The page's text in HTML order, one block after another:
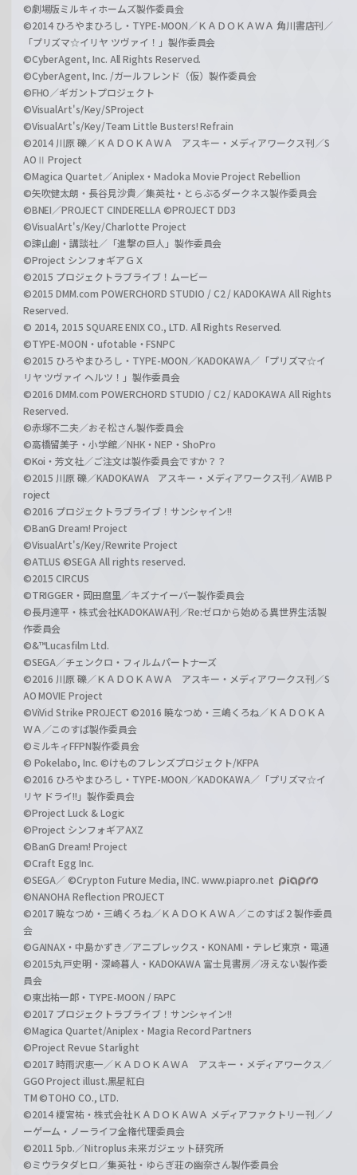
©劇場版ミルキィホームズ製作委員会
©2014 ひろやまひろし・TYPE-MOON／ＫＡＤＯＫＡＷＡ 角川書店刊／
「プリズマ☆イリヤ ツヴァイ！」製作委員会
©CyberAgent, Inc. All Rights Reserved.
©CyberAgent, Inc. /ガールフレンド（仮）製作委員会
©FHO／ギガントプロジェクト
©VisualArt's/Key/SProject
©VisualArt's/Key/Team Little Busters! Refrain
©2014 川原 礫／ＫＡＤＯＫＡＷＡ アスキー・メディアワークス刊／S
AOⅡ Project
©Magica Quartet／Aniplex・Madoka Movie Project Rebellion
©矢吹健太朗・長谷見沙貴／集英社・とらぶるダークネス製作委員会
©BNEI／PROJECT CINDERELLA ©PROJECT DD3
©VisualArt's/Key/Charlotte Project
©諫山創・講談社／「進撃の巨人」製作委員会
©Project シンフォギアＧＸ
©2015 プロジェクトラブライブ！ムービー
©2015 DMM.com POWERCHORD STUDIO / C2 / KADOKAWA All Rights
Reserved.
© 2014, 2015 SQUARE ENIX CO., LTD. All Rights Reserved.
©TYPE-MOON・ufotable・FSNPC
©2015 ひろやまひろし・TYPE-MOON／KADOKAWA／「プリズマ☆イ
リヤ ツヴァイ ヘルツ！」製作委員会
©2016 DMM.com POWERCHORD STUDIO / C2 / KADOKAWA All Rights
Reserved.
©赤塚不二夫／おそ松さん製作委員会
©高橋留美子・小学館／NHK・NEP・ShoPro
©Koi・芳文社／ご注文は製作委員会ですか？？
©2015 川原 礫／KADOKAWA アスキー・メディアワークス刊／AWIB P
roject
©2016 プロジェクトラブライブ！サンシャイン!!
©BanG Dream! Project
©VisualArt's/Key/Rewrite Project
©ATLUS ©SEGA All rights reserved.
©2015 CIRCUS
©TRIGGER・岡田麿里／キズナイーバー製作委員会
©長月達平・株式会社KADOKAWA刊／Re:ゼロから始める異世界生活製
作委員会
©&™Lucasfilm Ltd.
©SEGA／チェンクロ・フィルムパートナーズ
©2016 川原 礫／ＫＡＤＯＫＡＷＡ アスキー・メディアワークス刊／S
AO MOVIE Project
©ViVid Strike PROJECT ©2016 暁なつめ・三嶋くろね／ＫＡＤＯＫＡ
ＷＡ／このすば製作委員会
©ミルキィFFPN製作委員会
© Pokelabo, Inc. ©けものフレンズプロジェクト/KFPA
©2016 ひろやまひろし・TYPE-MOON／KADOKAWA／「プリズマ☆イ
リヤ ドライ!!」製作委員会
©Project Luck & Logic
©Project シンフォギアAXZ
©BanG Dream! Project
©Craft Egg Inc.
©SEGA／ ©Crypton Future Media, INC. www.piapro.net
©NANOHA Reflection PROJECT
©2017 暁なつめ・三嶋くろね／ＫＡＤＯＫＡＷＡ／このすば２製作委員
会
©GAINAX・中島かずき／アニプレックス・KONAMI・テレビ東京・電通
©2015丸戸史明・深崎暮人・KADOKAWA 富士見書房／冴えない製作委
員会
©東出祐一郎・TYPE-MOON / FAPC
©2017 プロジェクトラブライブ！サンシャイン!!
©Magica Quartet/Aniplex・Magia Record Partners
©Project Revue Starlight
©2017 時雨沢恵一／ＫＡＤＯＫＡＷＡ アスキー・メディアワークス／
GGO Project illust.黒星紅白
TM ©TOHO CO., LTD.
©2014 榎宮祐・株式会社ＫＡＤＯＫＡＷＡ メディアファクトリー刊／ノ
ーゲーム・ノーライフ全権代理委員会
©2011 5pb.／Nitroplus 未来ガジェット研究所
©ミウラタダヒロ／集英社・ゆらぎ荘の幽奈さん製作委員会